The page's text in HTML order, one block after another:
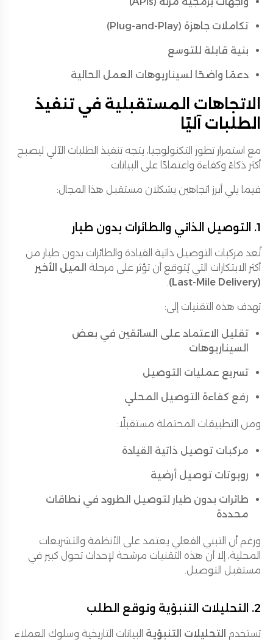
تكاملات جاهزة (Plug-and-Play)
بنية قابلة للتوسع
دعمًا واضحًا لسيناريوهات العمل الحالية
الاتجاهات المستقبلية في تنفيذ
الطلبات آليًا
مع استمرار تطور التكنولوجيا، يتجه تنفيذ الطلبات الآلي ليصبح
أكثر ذكاءً وكفاءة واعتمادًا على البيانات.
فيما يلي أبرز اتجاهين يشكلان مستقبل هذا المجال:
1. التوصيل الذاتي والطائرات بدون طيار
تُعد مركبات التوصيل ذاتية القيادة والطائرات بدون طيار من
أكثر الابتكارات التي يُتوقع أن تؤثر على مرحلة الميل الأخير
(Last-Mile Delivery)
.
تهدف هذه التقنيات إلى:
تقليل الاعتماد على السائقين في بعض
السيناريوهات
تسريع عمليات التوصيل
رفع كفاءة التوصيل المحلي
ومن التطبيقات المحتملة مستقبلًا:
مركبات توصيل ذاتية القيادة
روبوتات توصيل أرضية
طائرات بدون طيار لتوصيل الطرود في نطاقات
محددة
ورغم أن التبني الفعلي يعتمد على الأنظمة والتشريعات
المحلية، إلا أن هذه التقنيات مرشحة لإحداث تحول كبير في
مستقبل التوصيل.
2. التحليلات التنبؤية وتوقع الطلب
تستخدم التحليلات التنبؤية البيانات التاريخية وسلوك العملاء